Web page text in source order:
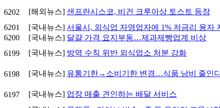
6202 [해외뉴스] 샌프란시스코, 비건 크루아상 토스트 등장
6201
[국내뉴스] 서울시, 외식업 자영업자에 1% 저금리 융자
6200
[국내뉴스] 달걀 가격 요지부동…제과제빵업계 비상
6199
[국내뉴스] 방역 수칙 위반 외식업소 처분 강화
6198 [국내뉴스] 유통기한→소비기한 변경…식품 낭비 줄인
6197 [국내뉴스] 업장 매출 견인하는 배달 서비스